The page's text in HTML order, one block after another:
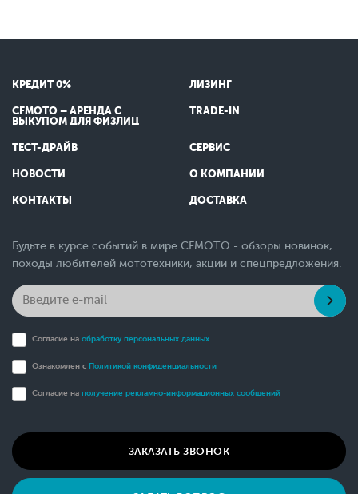
КРЕДИТ 0% ЛИЗИНГ
CFMOTO – АРЕНДА С
ВЫКУПОМ ДЛЯ ФИЗЛИЦ
TRADE-IN
ТЕСТ-ДРАЙВ СЕРВИС
НОВОСТИ О КОМПАНИИ
КОНТАКТЫ ДОСТАВКА
Будьте в курсе событий в мире CFMOTO - обзоры новинок,
походы любителей мототехники, акции и спецпредложения.
Согласие на обработку персональных данных
Ознакомлен с Политикой конфиденциальности
Согласие на получение рекламно-информационных сообщений
ЗАКАЗАТЬ ЗВОНОК